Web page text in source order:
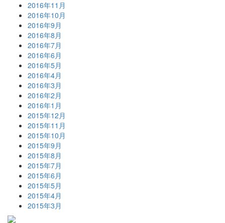
2016年11月
2016年10月
2016年9月
2016年8月
2016年7月
2016年6月
2016年5月
2016年4月
2016年3月
2016年2月
2016年1月
2015年12月
2015年11月
2015年10月
2015年9月
2015年8月
2015年7月
2015年6月
2015年5月
2015年4月
2015年3月